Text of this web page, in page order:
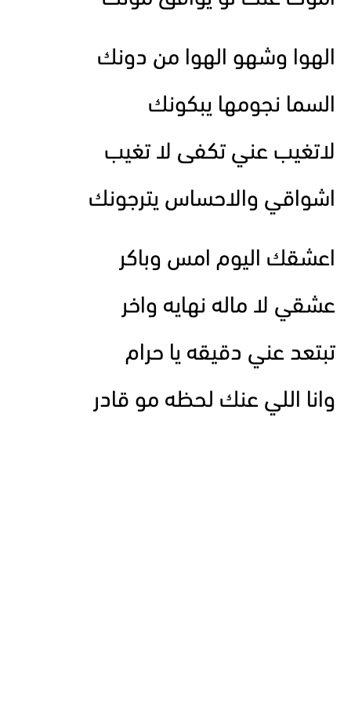
الهوا وشهو الهوا من دونك
السما نجومها يبكونك
لاتغيب عني تكفى لا تغيب
اشواقي والاحساس يترجونك
اعشقك اليوم امس وباكر
عشقي لا ماله نهايه واخر
تبتعد عني دقيقه يا حرام
وانا اللي عنك لحظه مو قادر